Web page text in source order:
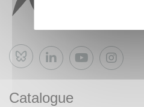
Bluesky
Catalogue